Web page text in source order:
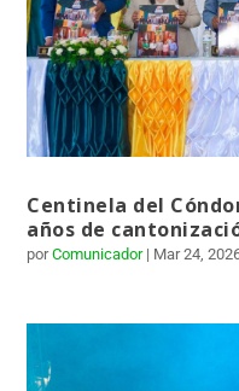
Centinela del
años de
porComunicador| Mar 24,